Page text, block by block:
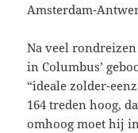
Amsterdam-
Na veel
in Columbus’
“ideale zolder-
164 treden hoog,
omhoog moet hij